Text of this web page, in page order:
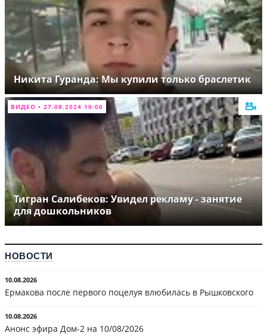
Никита Гуранда: Мы купили только браслетик
ВИДЕО • 27.08.2024 19:06
Тигран Салибеков: Увидел рекламу - занятие
для дошкольников
НОВОСТИ
10.08.2026
Ермакова после первого поцелуя влюбилась в Рышковского
10.08.2026
Анонс эфира Дом-2 на 10/08/2026